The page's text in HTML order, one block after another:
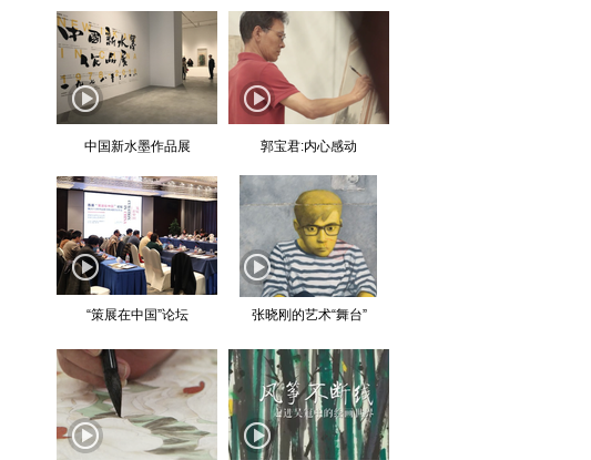
中国新水墨作品展 郭宝君:内心感动
“策展在中国”论坛 张晓刚的艺术“舞台”